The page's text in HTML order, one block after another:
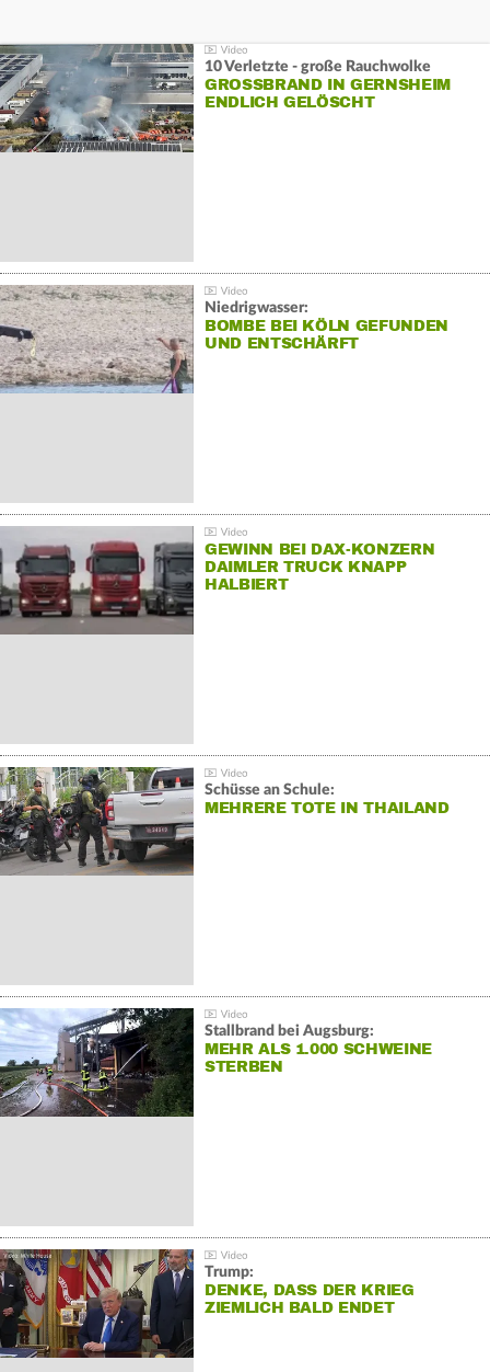
10 Verletzte - große Rauchwolke
GROSSBRAND IN GERNSHEIM E
NDLICH GELÖSCHT
Niedrigwasser:
BOMBE BEI KÖLN GEFUNDEN
UND ENTSCHÄRFT
GEWINN BEI DAX-KONZERN
DAIMLER TRUCK KNAPP
HALBIERT
Schüsse an Schule:
MEHRERE TOTE IN THAILAND
Stallbrand bei Augsburg:
MEHR ALS 1.000 SCHWEINE
STERBEN
Trump:
DENKE, DASS DER KRIEG
ZIEMLICH BALD ENDET